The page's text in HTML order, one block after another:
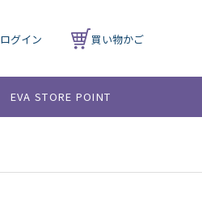
ログイン 買い物かご
EVA STORE POINT